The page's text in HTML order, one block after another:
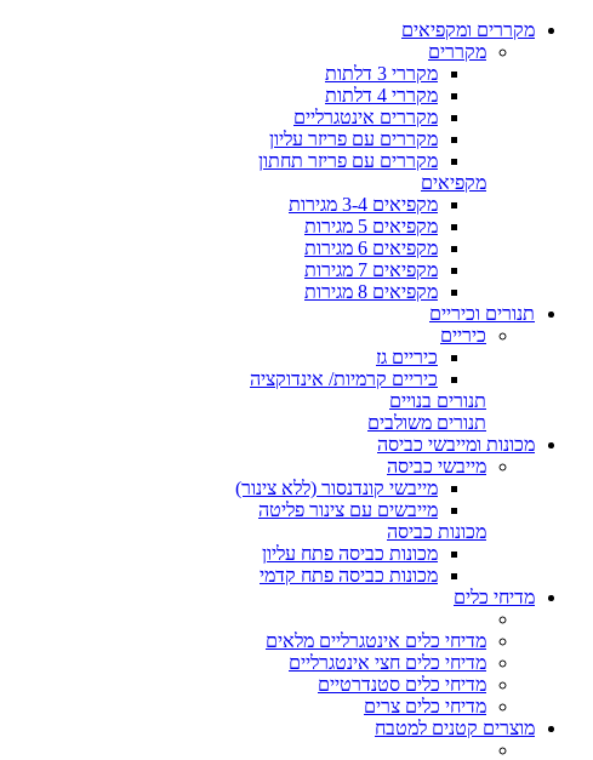
מקררים ומקפיאים
מקררים
מקררי 3 דלתות
מקררי 4 דלתות
מקררים אינטגרליים
מקררים עם פריזר עליון
מקררים עם פריזר תחתון
מקפיאים
מקפיאים 3-4 מגירות
מקפיאים 5 מגירות
מקפיאים 6 מגירות
מקפיאים 7 מגירות
מקפיאים 8 מגירות
תנורים וכיריים
כיריים
כיריים גז
כיריים קרמיות/ אינדוקציה
תנורים בנויים
תנורים משולבים
מכונות ומייבשי כביסה
מייבשי כביסה
מייבשי קונדנסור (ללא צינור)
מייבשים עם צינור פליטה
מכונות כביסה
מכונות כביסה פתח עליון
מכונות כביסה פתח קדמי
מדיחי כלים
מדיחי כלים אינטגרליים מלאים
מדיחי כלים חצי אינטגרליים
מדיחי כלים סטנדרטיים
מדיחי כלים צרים
מוצרים קטנים למטבח